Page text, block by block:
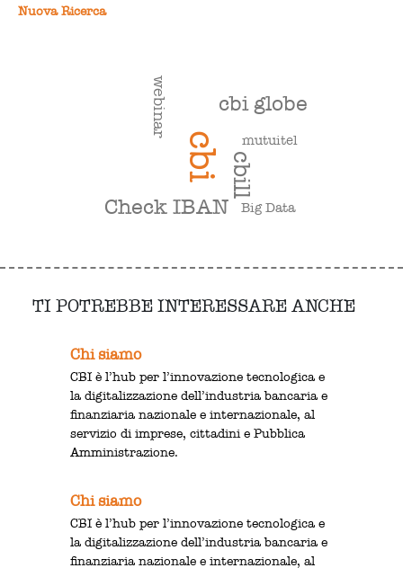
Nuova Ricerca
cbi cbill
cbi globe
Check IBAN
webinar
mutuitel
Big Data
TI POTREBBE INTERESSARE ANCHE
Chi siamo
CBI è l’hub per l’innovazione tecnologica e
la digitalizzazione dell’industria bancaria e
finanziaria nazionale e internazionale, al
servizio di imprese, cittadini e Pubblica
Amministrazione.
Chi siamo
CBI è l’hub per l’innovazione tecnologica e
la digitalizzazione dell’industria bancaria e
finanziaria nazionale e internazionale, al